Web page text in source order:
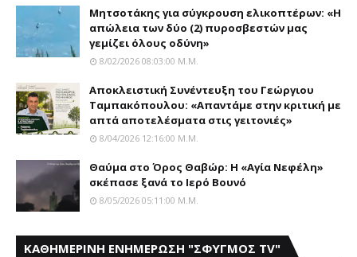
Μητσοτάκης για σύγκρουση ελικοπτέρων: «Η
απώλεια των δύο (2) πυροσβεστών μας
γεμίζει όλους οδύνη»
8/02/2026 08:03:00 Μ.μ.
Αποκλειστική Συνέντευξη του Γεώργιου
Ταμπακόπουλου: «Απαντάμε στην κριτική με
απτά αποτελέσματα στις γειτονιές»
8/04/2026 12:16:00 Μ.μ.
Θαύμα στο Όρος Θαβώρ: H «Aγία Nεφέλη»
σκέπασε ξανά το Iερό Bουνό
8/05/2026 05:11:00 Μ.μ.
ΚΑΘΗΜΕΡΙΝΗ ΕΝΗΜΕΡΩΣΗ "ΣΦΥΓΜΟΣ TV"